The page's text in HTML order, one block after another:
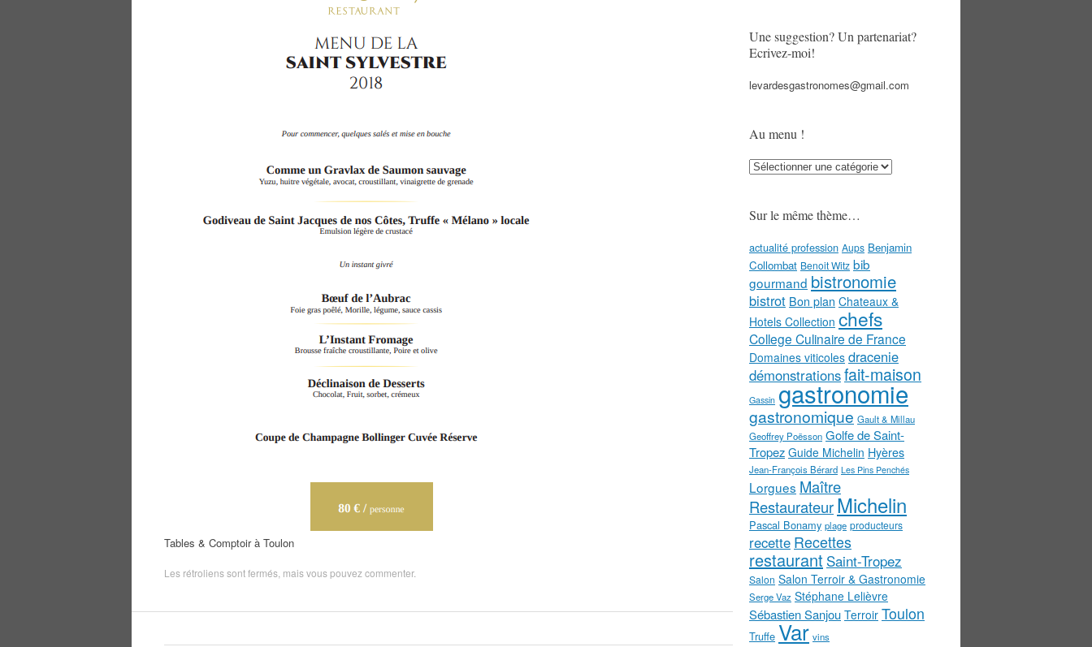
Tables & Comptoir à Toulon
Les rétroliens sont fermés, mais vous pouvezcommenter.
Une suggestion? Un partenariat?
Ecrivez-moi!
levardesgastronomes@gmail.com
Au menu !
Au
Sur le même thème…
actualité profession Aups Benjamin
Collombat Benoit Witz bib
gourmand bistronomie
bistrot Bon plan Chateaux &
Hotels Collection chefs
College Culinaire de France
Domaines viticoles dracenie
démonstrationsfait-maison
Gassin gastronomie
gastronomique Gault & Millau
Geoffrey Poësson Golfe de Saint-
Tropez Guide Michelin Hyères
Jean-François Bérard Les Pins Penchés
Lorgues Maître
RestaurateurMichelin
Pascal Bonamy plage producteurs
recette Recettes
restaurant Saint-Tropez
Salon Salon Terroir & Gastronomie
Serge Vaz Stéphane Lelièvre
Sébastien Sanjou Terroir Toulon
Truffe Var vins